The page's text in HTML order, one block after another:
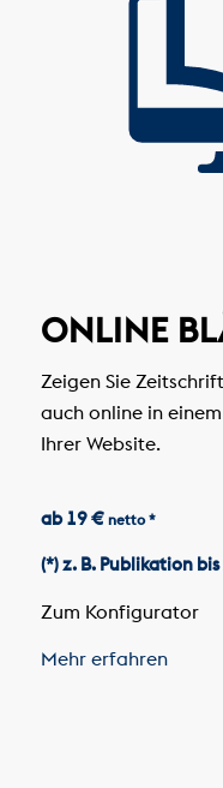
ONLINE
Zeigen Sie
auch online in
Ihrer Website.
ab 19 € netto *
(*) z. B. Publikation
Zum Konfigurator
Mehr erfahren